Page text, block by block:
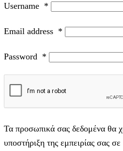
Username *
Email address *
Password *
Τα προσωπικά σας δεδομένα θα
υποστήριξη της εμπειρίας σας